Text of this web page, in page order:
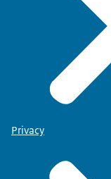
Privacy